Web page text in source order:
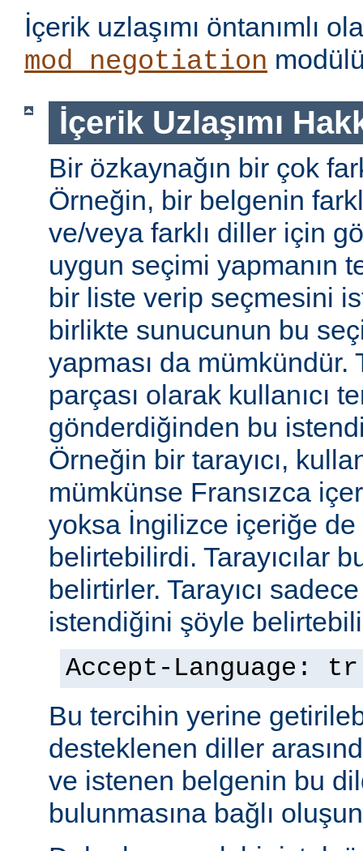
İçerik uzlaşımı öntanımlı
mod_negotiation
İçerik Uzlaşımı
Bir özkaynağın bir çok
Örneğin, bir belgenin
ve/veya farklı diller için
uygun seçimi yapmanın
bir liste verip seçmesini
birlikte sunucunun bu
yapması da mümkündür.
parçası olarak kullanıcı
gönderdiğinden bu
Örneğin bir tarayıcı,
mümkünse Fransızca
yoksa İngilizce içeriğe de
belirtebilirdi. Tarayıcılar
belirtirler. Tarayıcı
istendiğini şöyle
Accept-Language: tr
Bu tercihin yerine
desteklenen diller
ve istenen belgenin bu
bulunmasına bağlı